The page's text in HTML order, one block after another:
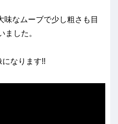
味なムーブで少し粗さも目
ました。
なります!!